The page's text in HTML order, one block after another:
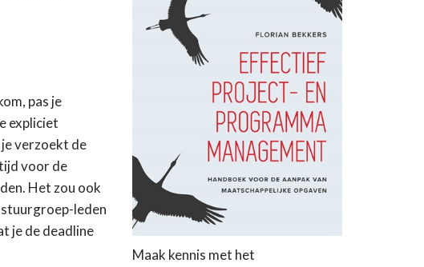
pas je
expliciet
verzoekt de
voor de
Het zou ook
leden
je de deadline
Maak kennis met het